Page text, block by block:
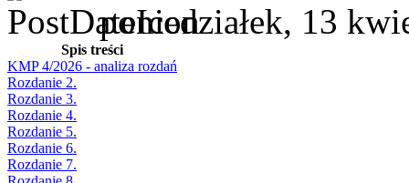
poniedziałek, 13
Spis treści
KMP 4/2026 - analiza rozdań
Rozdanie 2.
Rozdanie 3.
Rozdanie 4.
Rozdanie 5.
Rozdanie 6.
Rozdanie 7.